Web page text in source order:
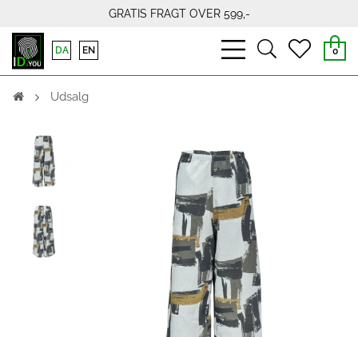
GRATIS FRAGT OVER 599,-
bars
light
searchheart
0
DA EN
Udsalg